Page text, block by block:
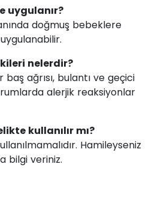
uygulanır?
doğmuş bebeklere
nelerdir?
ağrısı, bulantı ve geçici
alerjik reaksiyonlar
kullanılır mı?
Hamileyseniz
bilgi veriniz.